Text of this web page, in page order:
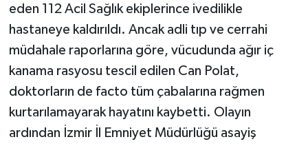
eden 112 Acil Sağlık ekiplerince ivedilikle
hastaneye kaldırıldı. Ancak adli tıp ve cerrahi
müdahale raporlarına göre, vücudunda ağır iç
kanama rasyosu tescil edilen Can Polat,
doktorların de facto tüm çabalarına rağmen
kurtarılamayarak hayatını kaybetti. Olayın
ardından İzmir İl Emniyet Müdürlüğü asayiş